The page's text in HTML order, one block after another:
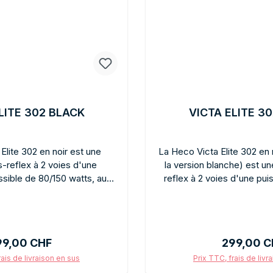
302 BLACK
302 en noir est une
reflex à 2 voies d'une
de 80/150 watts, au
enceinte surround. Son
parfaitement dans les
régulier :
CHF
de livraison en sus
VICTA ELITE
La Heco Victa Elite 302
la version blanche) est
reflex à 2 voies d'une
basses et davantage de
tous ceux qui
Prix
299,00
Prix TTC, frais de